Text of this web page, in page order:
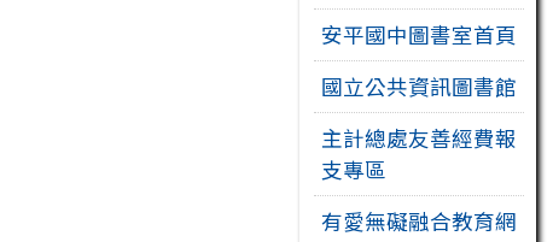
安平國中圖書室首頁
國立公共資訊圖書館
主計總處友善經費報
支專區
有愛無礙融合教育網